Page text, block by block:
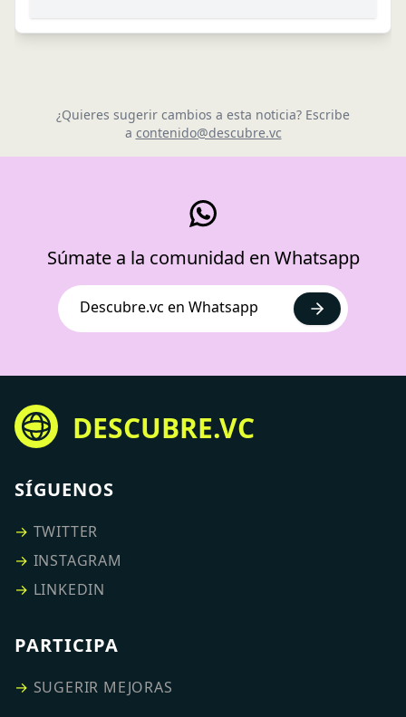
¿Quieres sugerir cambios a esta noticia? Escribe
a contenido@descubre.vc
Súmate a la comunidad en Whatsapp
Descubre.vc en Whatsapp
DESCUBRE.VC
SÍGUENOS
→ TWITTER
→ INSTAGRAM
→ LINKEDIN
PARTICIPA
→ SUGERIR MEJORAS